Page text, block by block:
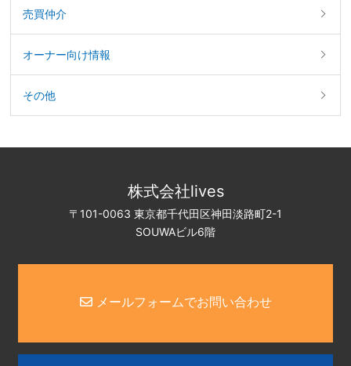
売買仲介
オーナー向け情報
その他
株式会社lives
〒101-0063 東京都千代田区神田淡路町2-1
SOUWAビル6階
メールフォームでお問い合わせ